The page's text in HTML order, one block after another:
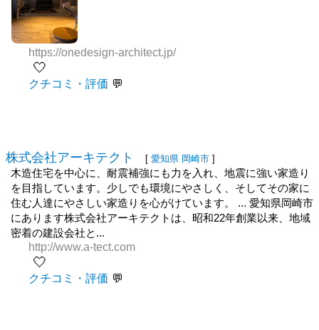
https://onedesign-architect.jp/
🤍
クチコミ・評価
株式会社アーキテクト [ 愛知県 岡崎市 ]
木造住宅を中心に、耐震補強にも力を入れ、地震に強い家造り
を目指しています。少しでも環境にやさしく、そしてその家に
住む人達にやさしい家造りを心がけています。 ... 愛知県岡崎市
にあります株式会社アーキテクトは、昭和22年創業以来、地域
密着の建設会社と...
http://www.a-tect.com
🤍
クチコミ・評価